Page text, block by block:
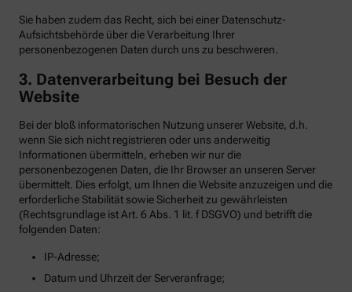
Sie haben zudem das Recht, sich bei einer Datenschutz-
Aufsichtsbehörde über die Verarbeitung Ihrer
personenbezogenen Daten durch uns zu beschweren.
3. Datenverarbeitung bei Besuch der
Website
Bei der bloß informatorischen Nutzung unserer Website, d.h.
wenn Sie sich nicht registrieren oder uns anderweitig
Informationen übermitteln, erheben wir nur die
personenbezogenen Daten, die Ihr Browser an unseren Server
übermittelt. Dies erfolgt, um Ihnen die Website anzuzeigen und die
erforderliche Stabilität sowie Sicherheit zu gewährleisten
(Rechtsgrundlage ist Art. 6 Abs. 1 lit. f DSGVO) und betrifft die
folgenden Daten:
IP-Adresse;
Datum und Uhrzeit der Serveranfrage;